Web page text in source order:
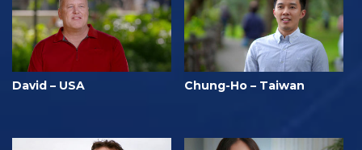
David – USA Chung-Ho – Taiwan